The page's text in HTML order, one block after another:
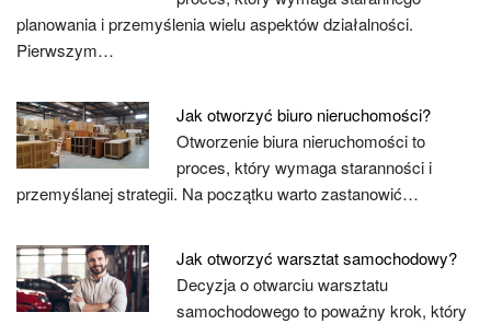
planowania i przemyślenia wielu aspektów działalności.
Pierwszym…
Jak otworzyć biuro nieruchomości?
Otworzenie biura nieruchomości to
proces, który wymaga staranności i
przemyślanej strategii. Na początku warto zastanowić…
Jak otworzyć warsztat samochodowy?
Decyzja o otwarciu warsztatu
samochodowego to poważny krok, który